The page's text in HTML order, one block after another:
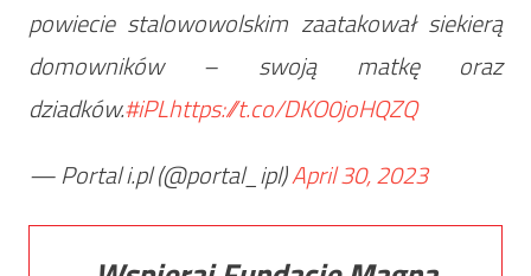
powiecie stalowowolskim zaatakował siekierą
domowników – swoją matkę oraz
dziadków.#iPLhttps://t.co/DKO0joHQZQ
— Portal i.pl (@portal_ipl)April 30, 2023